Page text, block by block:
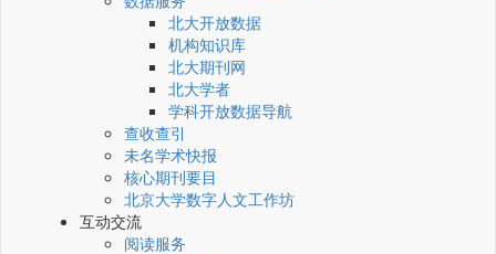
北大开放数据
机构知识库
北大期刊网
北大学者
学科开放数据导航
查收查引
未名学术快报
核心期刊要目
北京大学数字人文工作坊
互动交流
阅读服务